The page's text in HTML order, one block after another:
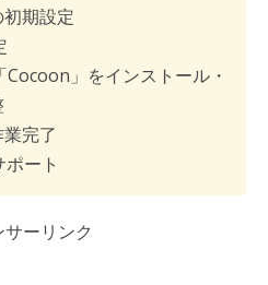
期設定
」をインストール・
完了
ート
ーリンク